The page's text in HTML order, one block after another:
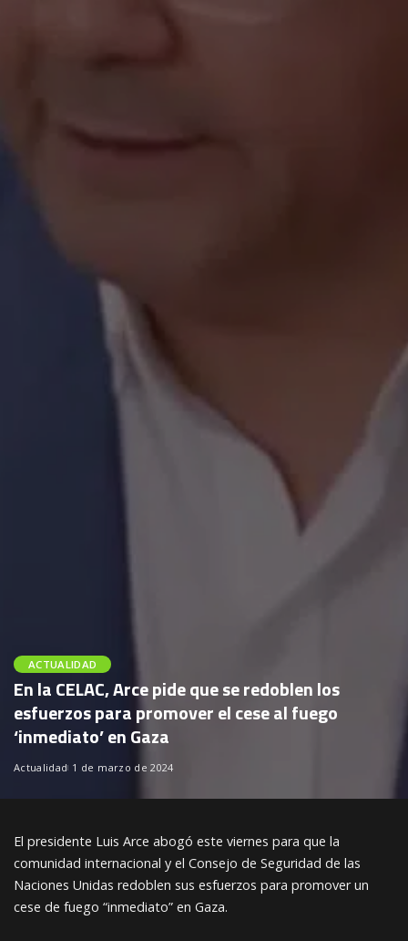
ACTUALIDAD
En la CELAC, Arce pide que se redoblen los
esfuerzos para promover el cese al fuego
‘inmediato’ en Gaza
Actualidad 1 de marzo de 2024
El presidente Luis Arce abogó este viernes para que la
comunidad internacional y el Consejo de Seguridad de las
Naciones Unidas redoblen sus esfuerzos para promover un
cese de fuego “inmediato” en Gaza.